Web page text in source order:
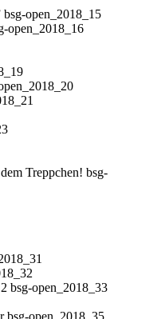
bsg-open_2018_15
open_2018_16
bsg-
bsg-open_2018_33